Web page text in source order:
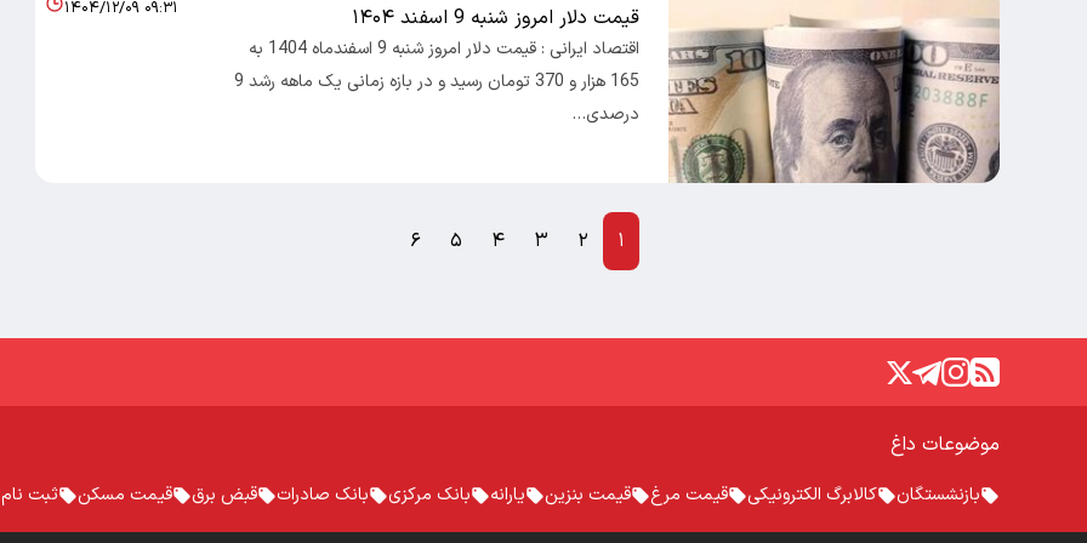
قیمت دلار امروز شنبه 9 اسفند ۱۴۰۴
اقتصاد ایرانی : قیمت دلار امروز شنبه 9 اسفندماه 1404 به
165 هزار و 370 تومان رسید و در بازه زمانی یک ماهه رشد 9
درصدی…
۱۴۰۴/۱۲/۰۹ ۰۹:۳۱
۱ ۲ ۳ ۴ ۵ ۶
موضوعات داغ
بازنشستگان کالابرگ الکترونیکی قیمت مرغ قیمت بنزین یارانه بانک مرکزی بانک صادرات قبض برق قیمت مسکن ثبت